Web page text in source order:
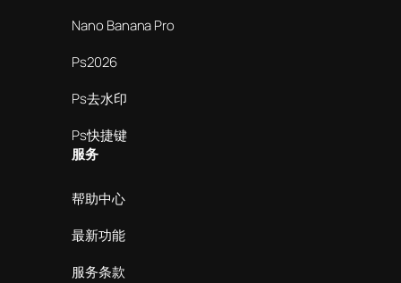
Nano Banana Pro
Ps2026
Ps去水印
Ps快捷键
服务
帮助中心
最新功能
服务条款